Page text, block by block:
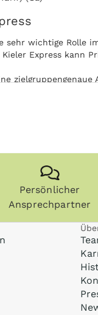
sehr wichtige Rolle
Express kann
ohne Ablenkung
und
und
Zeitpunkt
und mitgenommen
zum Beispiel in
Persönlicher
Ansprechpartner